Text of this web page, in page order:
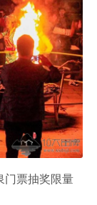
门票抽奖限量